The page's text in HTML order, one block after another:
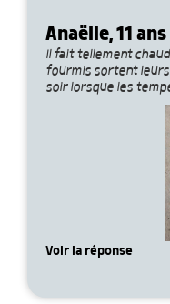
Anaëlle, 11 ans
Il fait tellement
fourmis sortent
soir lorsque les
Voir la réponse